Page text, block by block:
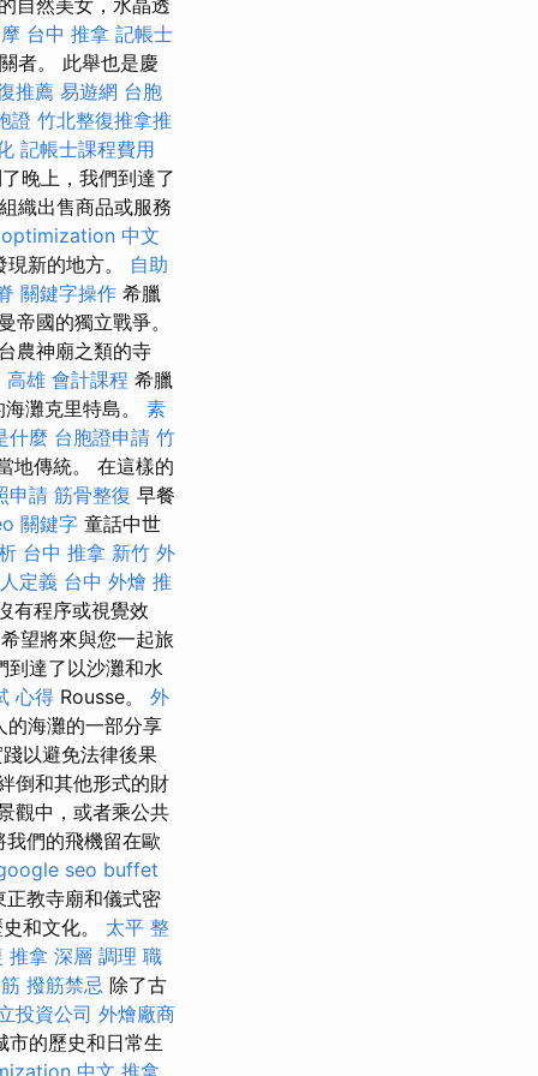
台中 推拿 記帳士
者。 此舉也是慶
推薦 易遊網 台胞
證 竹北整復推拿推
記帳士課程費用
晚上，我們到達了
織出售商品或服務
optimization 中文
新的地方。 自助
關鍵字操作 希臘
國的獨立戰爭。
農神廟之類的寺
高雄 會計課程 希臘
灘克里特島。 素
什麼 台胞證申請 竹
地傳統。 在這樣的
申請 筋骨整復 早餐
關鍵字 童話中世
台中 推拿 新竹 外
定義 台中 外燴 推
有程序或視覺效
望將來與您一起旅
達了以沙灘和水
心得 Rousse。 外
海灘的一部分享
以避免法律後果
倒和其他形式的財
觀中，或者乘公共
們的飛機留在歐
seo buffet
教寺廟和儀式密
和文化。 太平 整
推拿 深層 調理 職
撥筋禁忌 除了古
投資公司 外燴廠商
市的歷史和日常生
中文 推拿